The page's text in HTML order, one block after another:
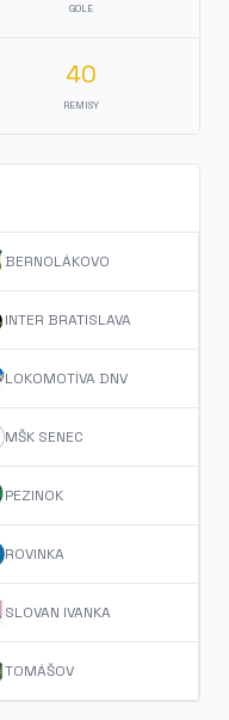
GOLE
40
REMISY
BERNOLÁKOVO
INTER BRATISLAVA
LOKOMOTÍVA DNV
MŠK SENEC
PEZINOK
ROVINKA
SLOVAN IVANKA
TOMÁŠOV